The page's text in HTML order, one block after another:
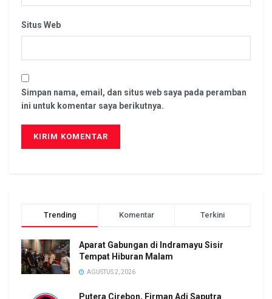
Situs Web
Simpan nama, email, dan situs web saya pada peramban
ini untuk komentar saya berikutnya.
Trending Komentar Terkini
Aparat Gabungan di Indramayu Sisir
Tempat Hiburan Malam
AGUSTUS 2, 2026
Putera Cirebon, Firman Adi Saputra